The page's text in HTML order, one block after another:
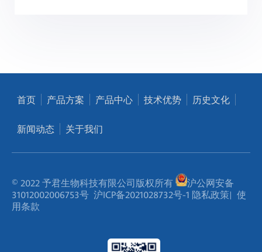
首页 产品方案 产品中心 技术优势 历史文化
新闻动态 关于我们
© 2022 予君生物科技有限公司版权所有
沪公网安备
31012002006753号 沪ICP备2021028732号-1 隐私政策| 使
用条款